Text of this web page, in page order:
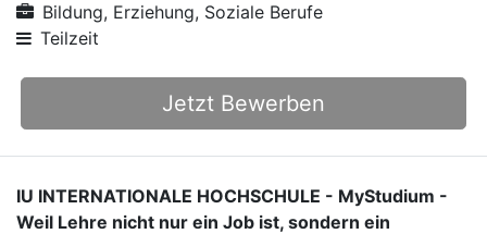
Bildung, Erziehung, Soziale Berufe
Teilzeit
Jetzt Bewerben
IU INTERNATIONALE HOCHSCHULE - MyStudium -
Weil Lehre nicht nur ein Job ist, sondern ein